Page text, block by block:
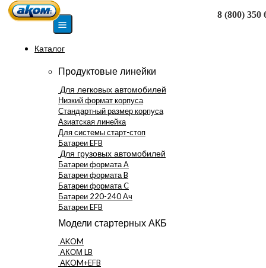
Москва 8 (800) 350
Каталог
Продуктовые линейки
Для легковых автомобилей
Низкий формат корпуса
Стандартный размер корпуса
Азиатская линейка
Для системы старт-стоп
Батареи EFB
Для грузовых автомобилей
Батареи формата А
Батареи формата B
Батареи формата C
Батареи 220-240 Ач
Батареи EFB
Модели стартерных АКБ
AKOM
АКОМ LB
AKOM+EFB